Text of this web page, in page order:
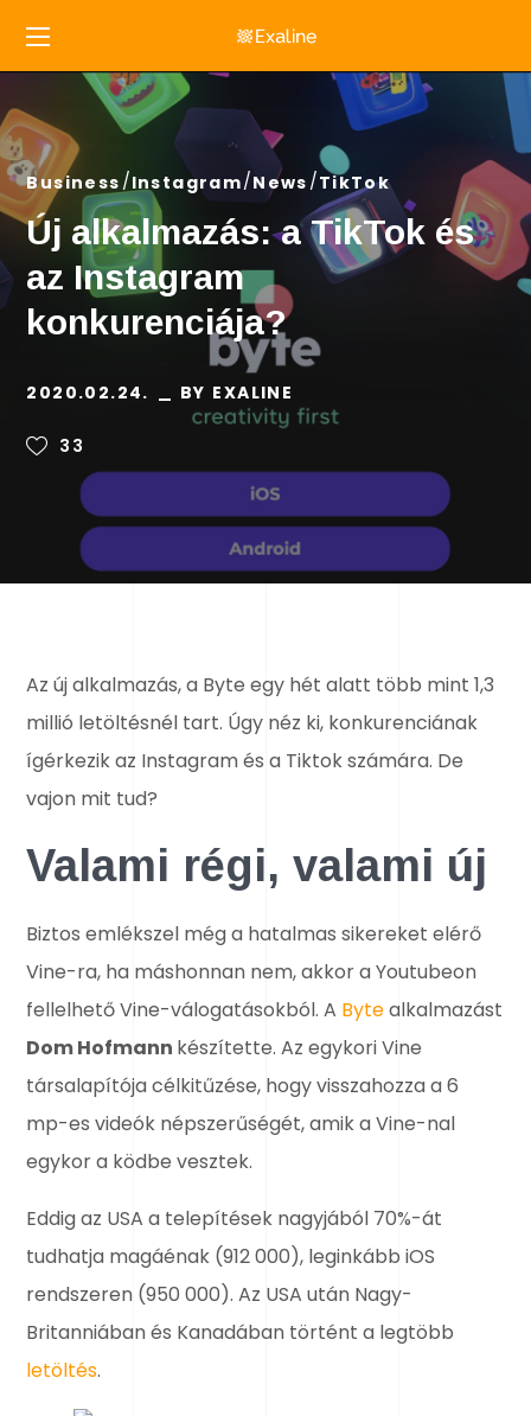
Business Instagram News TikTok
Új alkalmazás: a TikTok és
az Instagram
konkurenciája?
2020.02.24. BY EXALINE
33
Az új alkalmazás, a Byte egy hét alatt több mint 1,3
millió letöltésnél tart. Úgy néz ki, konkurenciának
ígérkezik az Instagram és a Tiktok számára. De
vajon mit tud?
Valami régi, valami új
Biztos emlékszel még a hatalmas sikereket elérő
Vine-ra, ha máshonnan nem, akkor a Youtubeon
fellelhető Vine-válogatásokból. A Bytealkalmazást
Dom Hofmann készítette. Az egykori Vine
társalapítója célkitűzése, hogy visszahozza a 6
mp-es videók népszerűségét, amik a Vine-nal
egykor a ködbe vesztek.
Eddig az USA a telepítések nagyjából 70%-át
tudhatja magáénak (912 000), leginkább iOS
rendszeren (950 000). Az USA után Nagy-
Britanniában és Kanadában történt a legtöbb
letöltés.